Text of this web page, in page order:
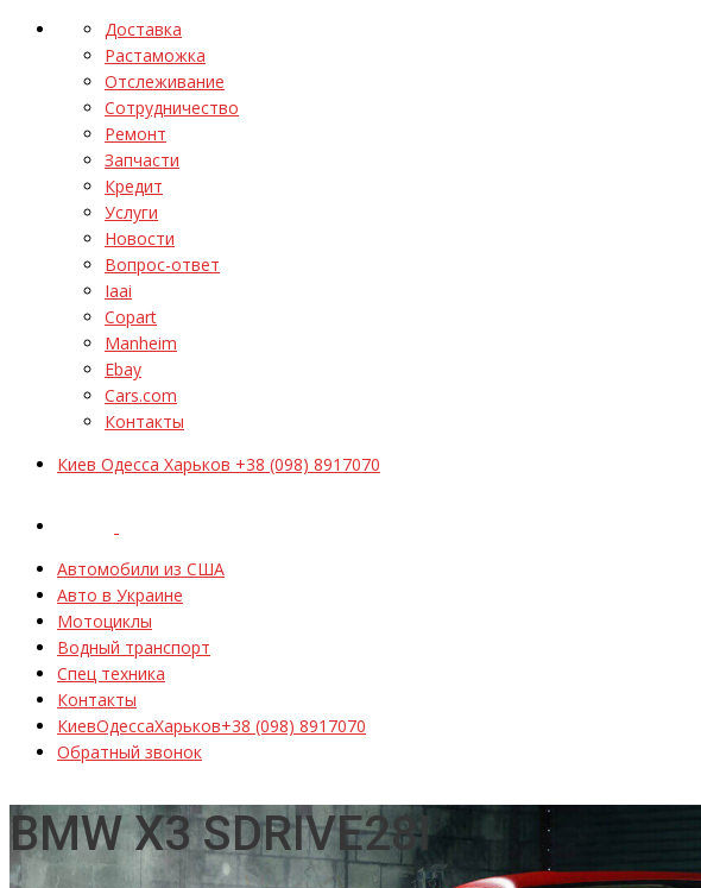
Доставка
Растаможка
Отслеживание
Сотрудничество
Ремонт
Запчасти
Кредит
Услуги
Новости
Вопрос-ответ
Iaai
Copart
Manheim
Ebay
Cars.com
Контакты
Киев Одесса Харьков +38 (098) 8917070
Автомобили из США
Авто в Украине
Мотоциклы
Водный транспорт
Спец техника
Контакты
КиевОдессаХарьков+38 (098) 8917070
Обратный звонок
BMW X3 SDRIVE28I